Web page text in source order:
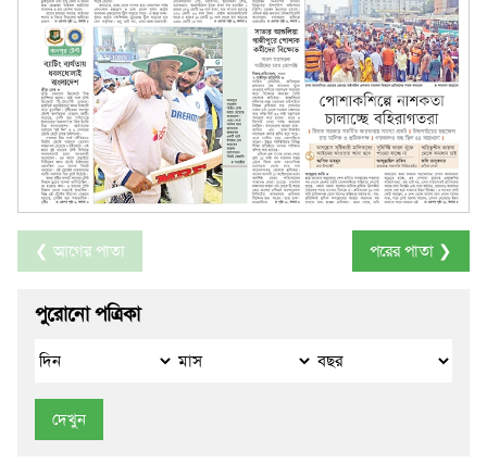
❮ আগের পাতা পরের পাতা ❯
পুরোনো পত্রিকা
দেখুন